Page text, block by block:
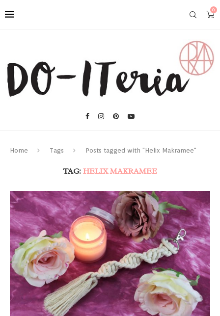
0
Home Tags Posts tagged with "Helix Makramee"
TAG: HELIX MAKRAMEE